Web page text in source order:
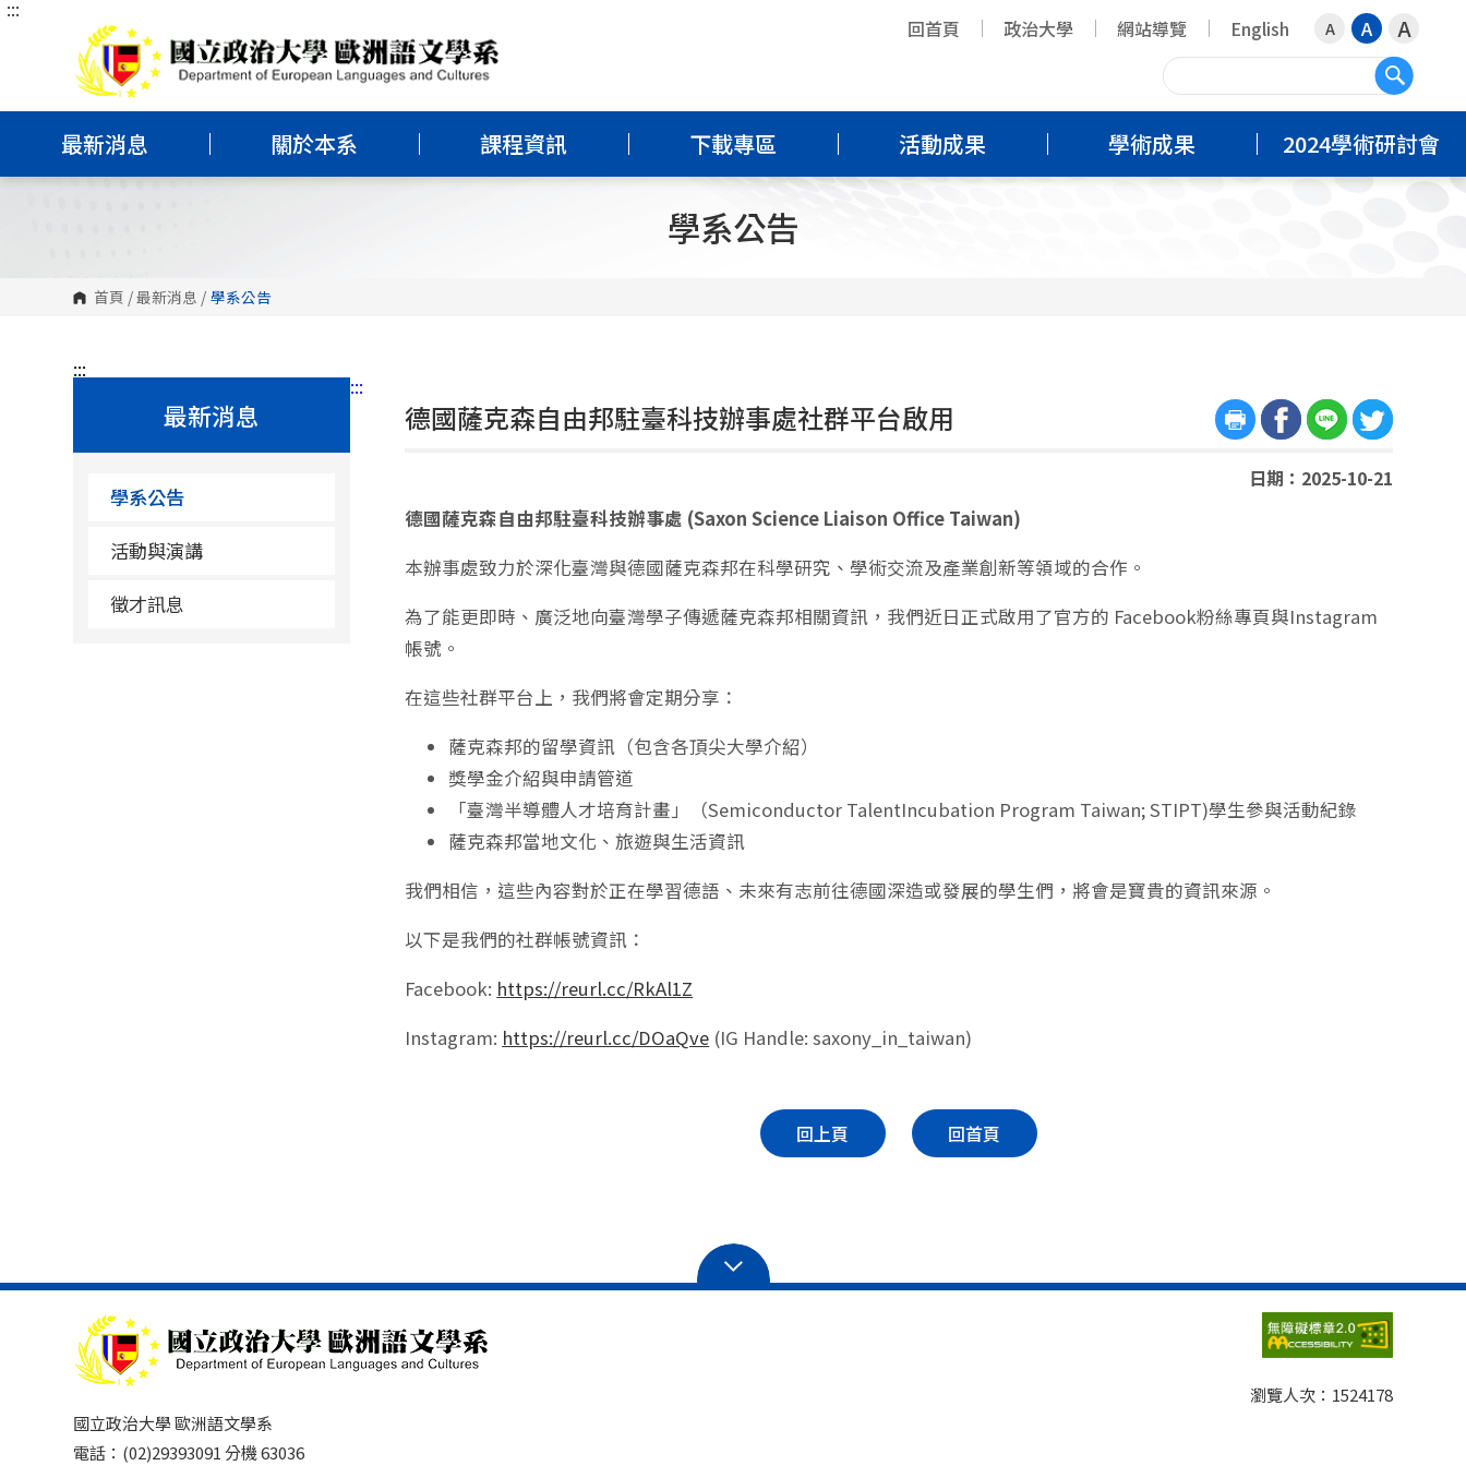
跳
區
:::
回首頁 政治大學 網站導覽 English A A A
最新消息 關於本系 課程資訊 下載專區 活動成果 學術成果 2024學術研討會
學系公告
首頁 /最新消息 / 學系公告
:::
最新消息
學系公告
活動與演講
徵才訊息
:::
德國薩克森自由邦駐臺科技辦事處社群平台啟用
日期：2025-10-21
德國薩克森自由邦駐臺科技辦事處 (Saxon Science Liaison Office Taiwan)
本辦事處致力於深化臺灣與德國薩克森邦在科學研究、學術交流及產業創新等領域的合作。
為了能更即時、廣泛地向臺灣學子傳遞薩克森邦相關資訊，我們近日正式啟用了官方的 Facebook粉絲專頁與Instagram
帳號。
在這些社群平台上，我們將會定期分享：
薩克森邦的留學資訊（包含各頂尖大學介紹）
獎學金介紹與申請管道
「臺灣半導體人才培育計畫」（Semiconductor TalentIncubation Program Taiwan; STIPT)學生參與活動紀錄
薩克森邦當地文化、旅遊與生活資訊
我們相信，這些內容對於正在學習德語、未來有志前往德國深造或發展的學生們，將會是寶貴的資訊來源。
以下是我們的社群帳號資訊：
Facebook: https://reurl.cc/RkAl1Z
Instagram: https://reurl.cc/DOaQve (IG Handle: saxony_in_taiwan)
回上頁 回首頁
國立政治大學 歐洲語文學系
電話：(02)29393091 分機 63036
瀏覽人次： 1524178